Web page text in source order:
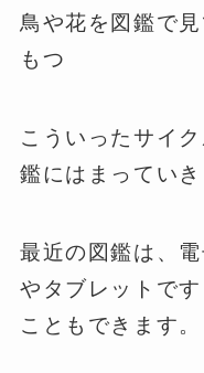
鳥や花を図鑑で
もつ
こういったサイ
鑑にはまっていき
最近の図鑑は、
やタブレットで
こともできます。